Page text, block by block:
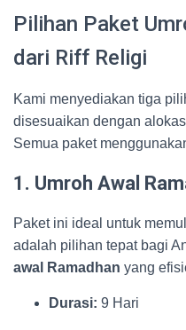
Pilihan Paket
dari Riff Religi
Kami menyediakan tiga
disesuaikan dengan
Semua paket
1. Umroh Awal
Paket ini ideal untuk
adalah pilihan tepat bagi
awal Ramadhan yang
Durasi: 9 Hari